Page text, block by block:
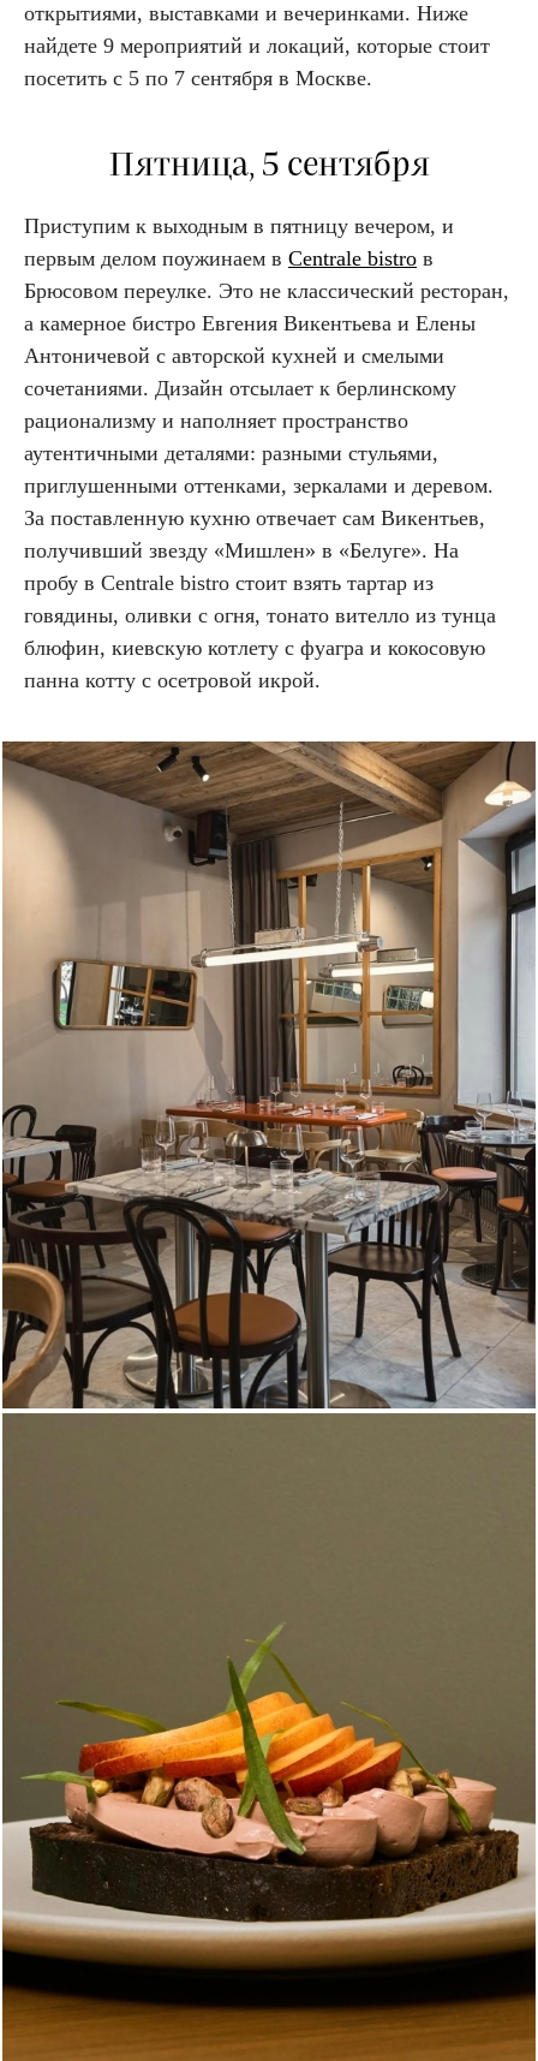
открытиями, выставками и вечеринками. Ниже
найдете 9 мероприятий и локаций, которые стоит
посетить с 5 по 7 сентября в Москве.
Пятница, 5 сентября
Приступим к выходным в пятницу вечером, и
первым делом поужинаем в Centrale bistro в
Брюсовом переулке. Это не классический ресторан,
а камерное бистро Евгения Викентьева и Елены
Антоничевой с авторской кухней и смелыми
сочетаниями. Дизайн отсылает к берлинскому
рационализму и наполняет пространство
аутентичными деталями: разными стульями,
приглушенными оттенками, зеркалами и деревом.
За поставленную кухню отвечает сам Викентьев,
получивший звезду «Мишлен» в «Белуге». На
пробу в Centrale bistro стоит взять тартар из
говядины, оливки с огня, тонато вителло из тунца
блюфин, киевскую котлету с фуагра и кокосовую
панна котту с осетровой икрой.